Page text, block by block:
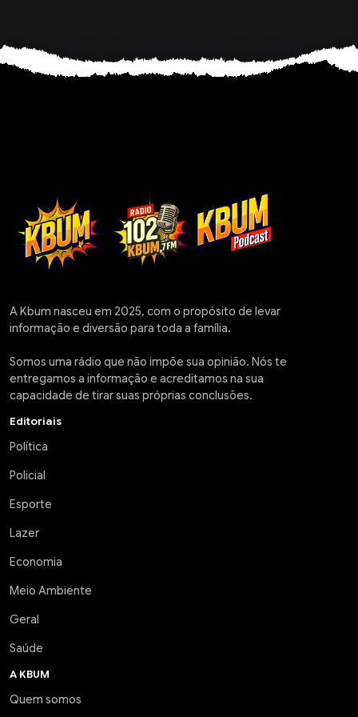
A Kbum nasceu em 2025, com o propósito de levar
informação e diversão para toda a família.
Somos uma rádio que não impõe sua opinião. Nós te
entregamos a informação e acreditamos na sua
capacidade de tirar suas próprias conclusões.
Editoriais
Política
Policial
Esporte
Lazer
Economia
Meio Ambiente
Geral
Saúde
A KBUM
Quem somos